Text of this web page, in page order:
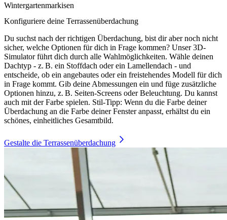
Wintergarten­markisen
Konfiguriere deine Terrassenüberdachung
Du suchst nach der richtigen Überdachung, bist dir aber noch nicht
sicher, welche Optionen für dich in Frage kommen? Unser 3D-
Simulator führt dich durch alle Wahlmöglichkeiten. Wähle deinen
Dachtyp - z. B. ein Stoffdach oder ein Lamellendach - und
entscheide, ob ein angebautes oder ein freistehendes Modell für dich
in Frage kommt. Gib deine Abmessungen ein und füge zusätzliche
Optionen hinzu, z. B. Seiten-Screens oder Beleuchtung. Du kannst
auch mit der Farbe spielen. Stil-Tipp: Wenn du die Farbe deiner
Überdachung an die Farbe deiner Fenster anpasst, erhältst du ein
schönes, einheitliches Gesamtbild.
Gestalte die Terrassenüberdachung